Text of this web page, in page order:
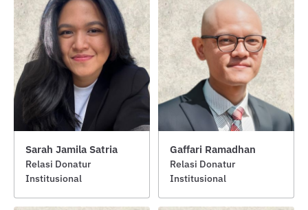
Sarah Jamila Satria
Relasi Donatur
Institusional
Gaffari Ramadhan
Relasi Donatur
Institusional